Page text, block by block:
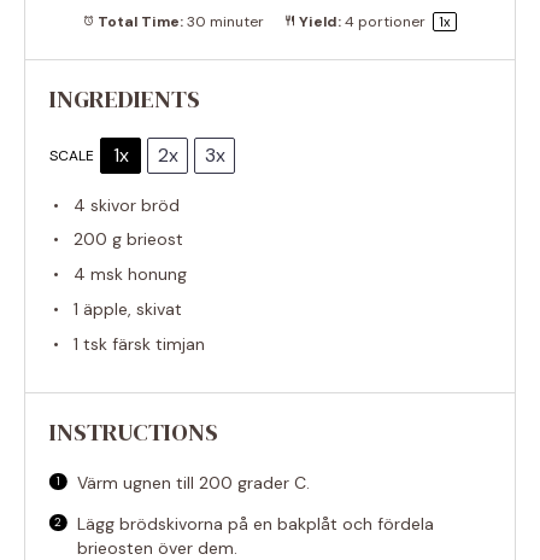
Total Time: 30 minuter Yield: 4 portioner 1x
INGREDIENTS
SCALE 1x 2x 3x
4 skivor bröd
200 g brieost
4 msk honung
1 äpple, skivat
1 tsk färsk timjan
INSTRUCTIONS
Värm ugnen till 200 grader C.
Lägg brödskivorna på en bakplåt och fördela
brieosten över dem.